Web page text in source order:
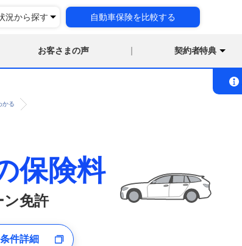
況から探す 自動車保険を比較する
お客さまの声 契約者特典
かる
保険料
ン免許
件詳細